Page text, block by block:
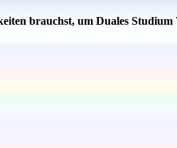
brauchst, um Duales